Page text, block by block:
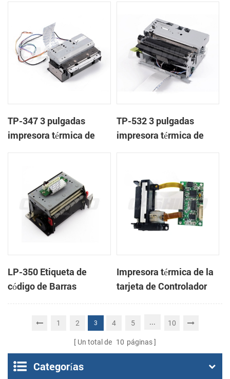
TP-347 3 pulgadas
impresora térmica de
TP-532 3 pulgadas
impresora térmica de
LP-350 Etiqueta de
código de Barras
Impresora Mecanismo
Impresora térmica de la
tarjeta de Controlador
DB-100
1 2 3 4 5 ... 10
Un total de 10 páginas
Categorías